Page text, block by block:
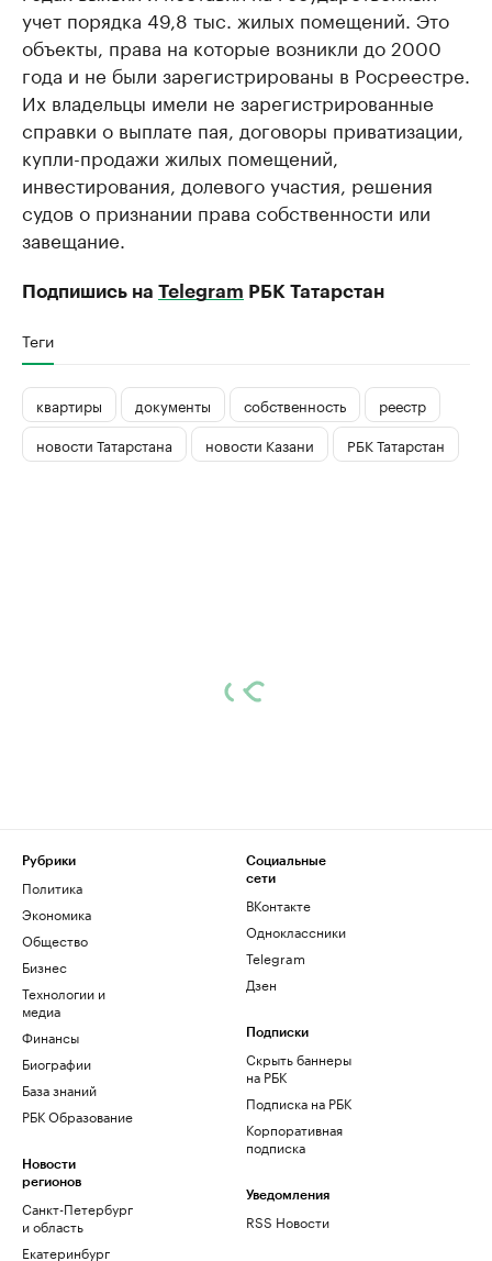
учет порядка 49,8 тыс. жилых помещений. Это
объекты, права на которые возникли до 2000
года и не были зарегистрированы в Росреестре.
Их владельцы имели не зарегистрированные
справки о выплате пая, договоры приватизации,
купли-продажи жилых помещений,
инвестирования, долевого участия, решения
судов о признании права собственности или
завещание.
Подпишись на Telegram РБК Татарстан
Теги
квартиры документы собственность
реестр
новости Татарстана
новости Казани РБК Татарстан
Рубрики
Политика
Экономика
Общество
Бизнес
Технологии и
медиа
Финансы
Биографии
База знаний
РБК Образование
Новости
регионов
Санкт-Петербург
и область
Екатеринбург
Социальные
сети
ВКонтакте
Одноклассники
Telegram
Дзен
Подписки
Скрыть баннеры
на РБК
Подписка на РБК
Корпоративная
подписка
Уведомления
RSS Новости